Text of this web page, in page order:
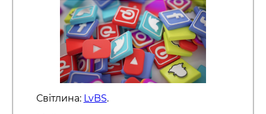
Світлина: LvBS.